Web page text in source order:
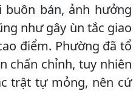
bán, ảnh hưởng
như gây ùn tắc giao
điểm. Phường đã tổ
chấn chỉnh, tuy nhiên
trật tự mỏng, nên cứ